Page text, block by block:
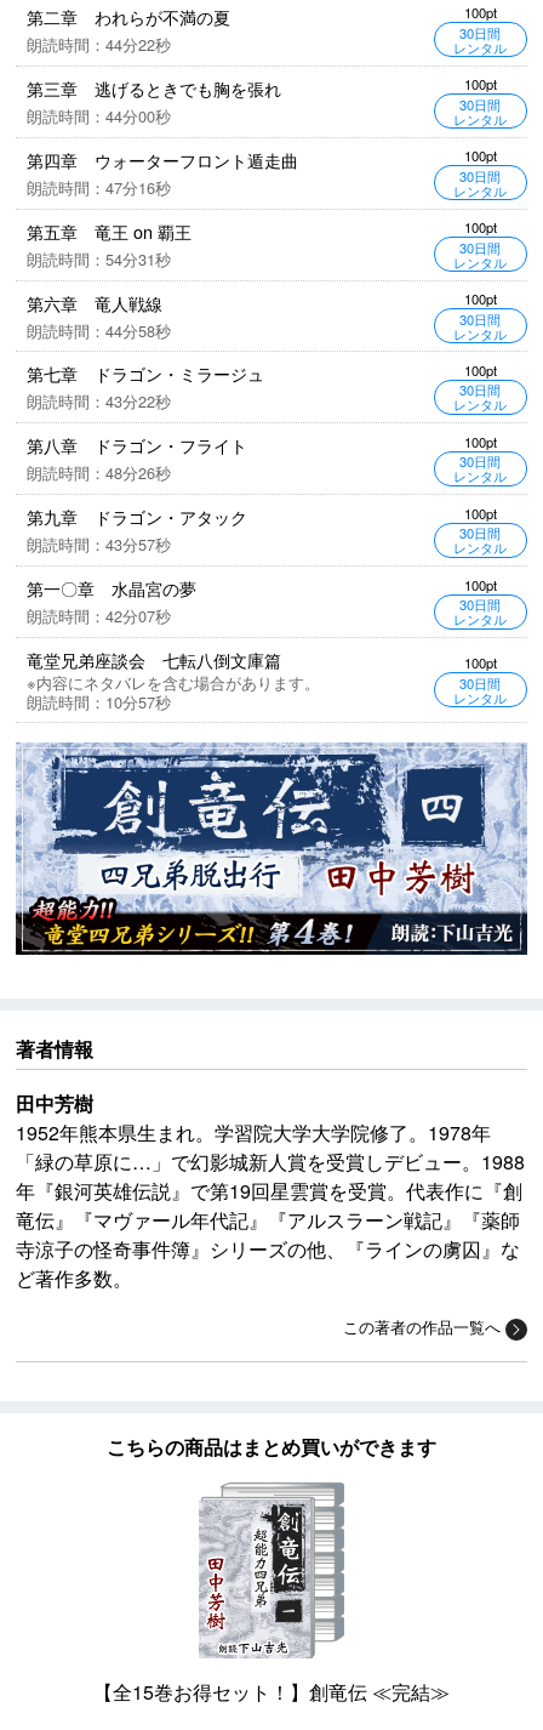
第二章 われらが不満の夏
朗読時間：44分22秒
100pt
30日間
レンタル
第三章 逃げるときでも胸を張れ
朗読時間：44分00秒
100pt
30日間
レンタル
第四章 ウォーターフロント遁走曲
朗読時間：47分16秒
100pt
30日間
レンタル
第五章 竜王 on 覇王
朗読時間：54分31秒
100pt
30日間
レンタル
第六章 竜人戦線
朗読時間：44分58秒
100pt
30日間
レンタル
第七章 ドラゴン・ミラージュ
朗読時間：43分22秒
100pt
30日間
レンタル
第八章 ドラゴン・フライト
朗読時間：48分26秒
100pt
30日間
レンタル
第九章 ドラゴン・アタック
朗読時間：43分57秒
100pt
30日間
レンタル
第一〇章 水晶宮の夢
朗読時間：42分07秒
100pt
30日間
レンタル
竜堂兄弟座談会 七転八倒文庫篇
※内容にネタバレを含む場合があります。
朗読時間：10分57秒
100pt
30日間
レンタル
著者情報
田中芳樹
1952年熊本県生まれ。学習院大学大学院修了。1978年
「緑の草原に…」で幻影城新人賞を受賞しデビュー。1988
年『銀河英雄伝説』で第19回星雲賞を受賞。代表作に『創
竜伝』『マヴァール年代記』『アルスラーン戦記』『薬師
寺涼子の怪奇事件簿』シリーズの他、『ラインの虜囚』な
ど著作多数。
この著者の作品一覧へ
こちらの商品はまとめ買いができます
【全15巻お得セット！】創竜伝 ≪完結≫